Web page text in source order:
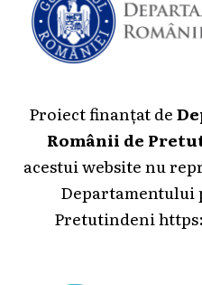
Proiect finanțat de
Românii de
acestui website nu
Departamentului
Pretutindeni